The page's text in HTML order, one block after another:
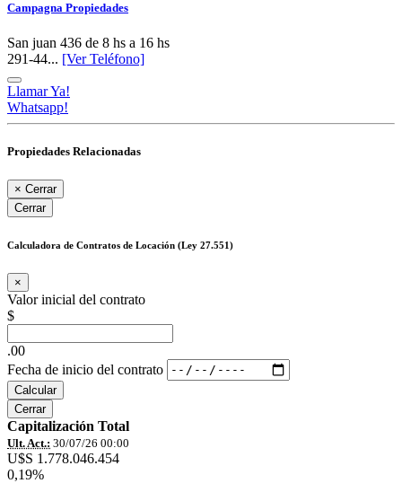
Campagna Propiedades
San juan 436 de 8 hs a 16 hs
291-44... [Ver Teléfono]
Llamar Ya!
Whatsapp!
Propiedades Relacionadas
× Cerrar
Cerrar
Calculadora de Contratos de Locación (Ley 27.551)
×
Valor inicial del contrato
$
.00
Fecha de inicio del contrato
Calcular
Cerrar
Capitalización Total
Ult. Act.: 30/07/26 00:00
U$S 1.778.046.454
0,19%